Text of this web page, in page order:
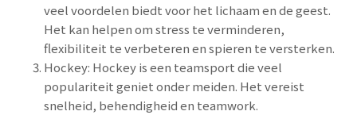
veel voordelen biedt voor het lichaam en de geest.
Het kan helpen om stress te verminderen,
flexibiliteit te verbeteren en spieren te versterken.
Hockey: Hockey is een teamsport die veel
populariteit geniet onder meiden. Het vereist
snelheid, behendigheid en teamwork.